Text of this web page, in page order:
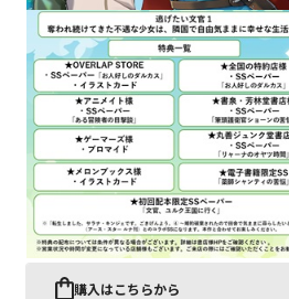
購入はこちらから